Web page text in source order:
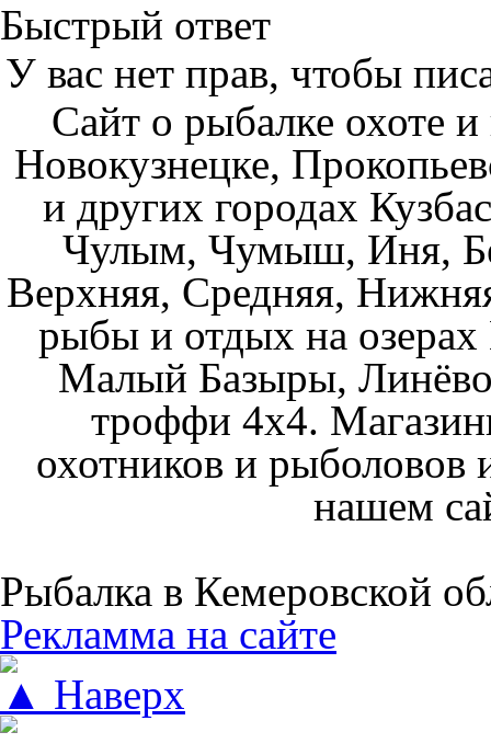
Быстрый ответ
У вас нет прав, чтобы
Сайт о рыбалке охоте
Новокузнецке,
и других городах
Чулым, Чумыш, Иня,
Верхняя, Средняя,
рыбы и отдых на
Малый Базыры,
троффи 4х4.
охотников и рыболовов
нашем
Рыбалка в Кемеровской
Рекламма на сайте
▲ Наверх